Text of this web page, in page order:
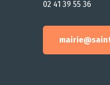
02 41 39 55 36